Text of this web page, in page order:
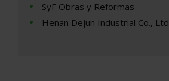
SyF Obras y Reformas
Henan Dejun Industrial Co., Ltd